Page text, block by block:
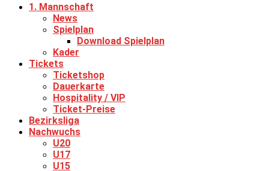
1. Mannschaft
News
Spielplan
Download Spielplan
Kader
Tickets
Ticketshop
Dauerkarte
Hospitality / VIP
Ticket-Preise
Bezirksliga
Nachwuchs
U20
U17
U15